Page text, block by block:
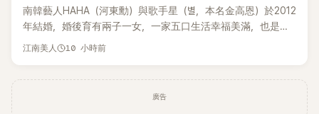
南韓藝人HAHA（河東勳）與歌手星（별，本名金高恩）於2012
年結婚，婚後育有兩子一女，一家五口生活幸福美滿，也是韓
國演藝圈公認的模範夫妻。近日，星首度公開當年決定嫁給
江南美人 10 小時前
廣告